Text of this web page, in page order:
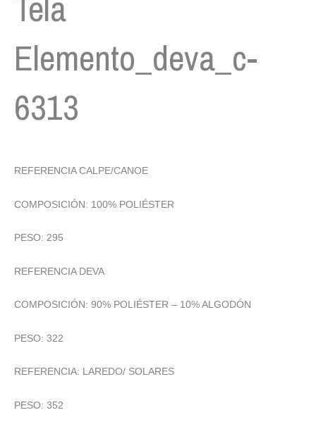
Elemento_deva_c-
6313
REFERENCIA CALPE/CANOE
COMPOSICIÓN: 100% POLIÉSTER
PESO: 295
REFERENCIA DEVA
COMPOSICIÓN: 90% POLIÉSTER – 10% ALGODÓN
PESO: 322
REFERENCIA: LAREDO/ SOLARES
PESO: 352